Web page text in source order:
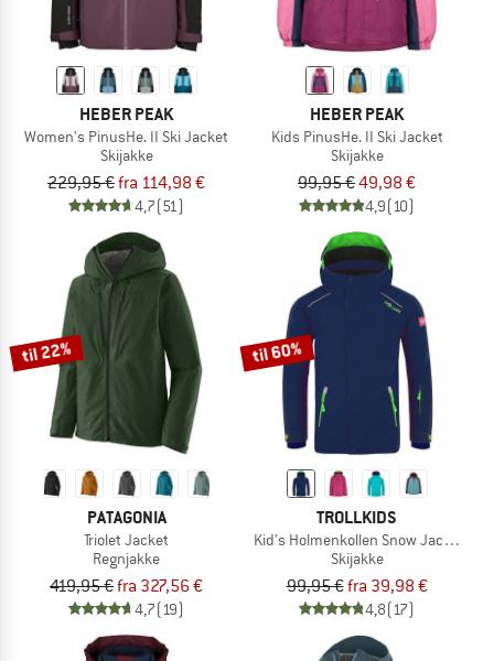
HEBER PEAK
Women's PinusHe. II Ski Jacket
Skijakke
229,95 €fra 114,98 €
4,7(51)
HEBER PEAK
Kids PinusHe. II Ski Jacket
Skijakke
99,95 €49,98 €
4,9(10)
til 22%
PATAGONIA
Triolet Jacket
Regnjakke
419,95 €fra 327,56 €
4,7(19)
til 60%
TROLLKIDS
Kid's Holmenkollen Snow Jacket Pro
Skijakke
99,95 €fra 39,98 €
4,8(17)